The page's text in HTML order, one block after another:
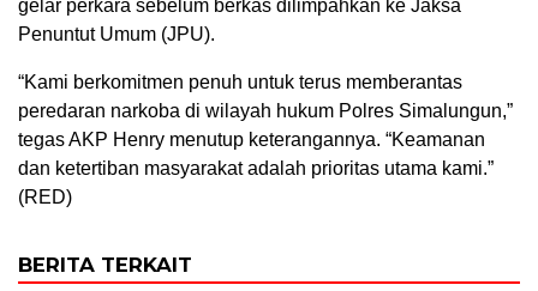
gelar perkara sebelum berkas dilimpahkan ke Jaksa
Penuntut Umum (JPU).
“Kami berkomitmen penuh untuk terus memberantas
peredaran narkoba di wilayah hukum Polres Simalungun,”
tegas AKP Henry menutup keterangannya. “Keamanan
dan ketertiban masyarakat adalah prioritas utama kami.”
(RED)
BERITA TERKAIT